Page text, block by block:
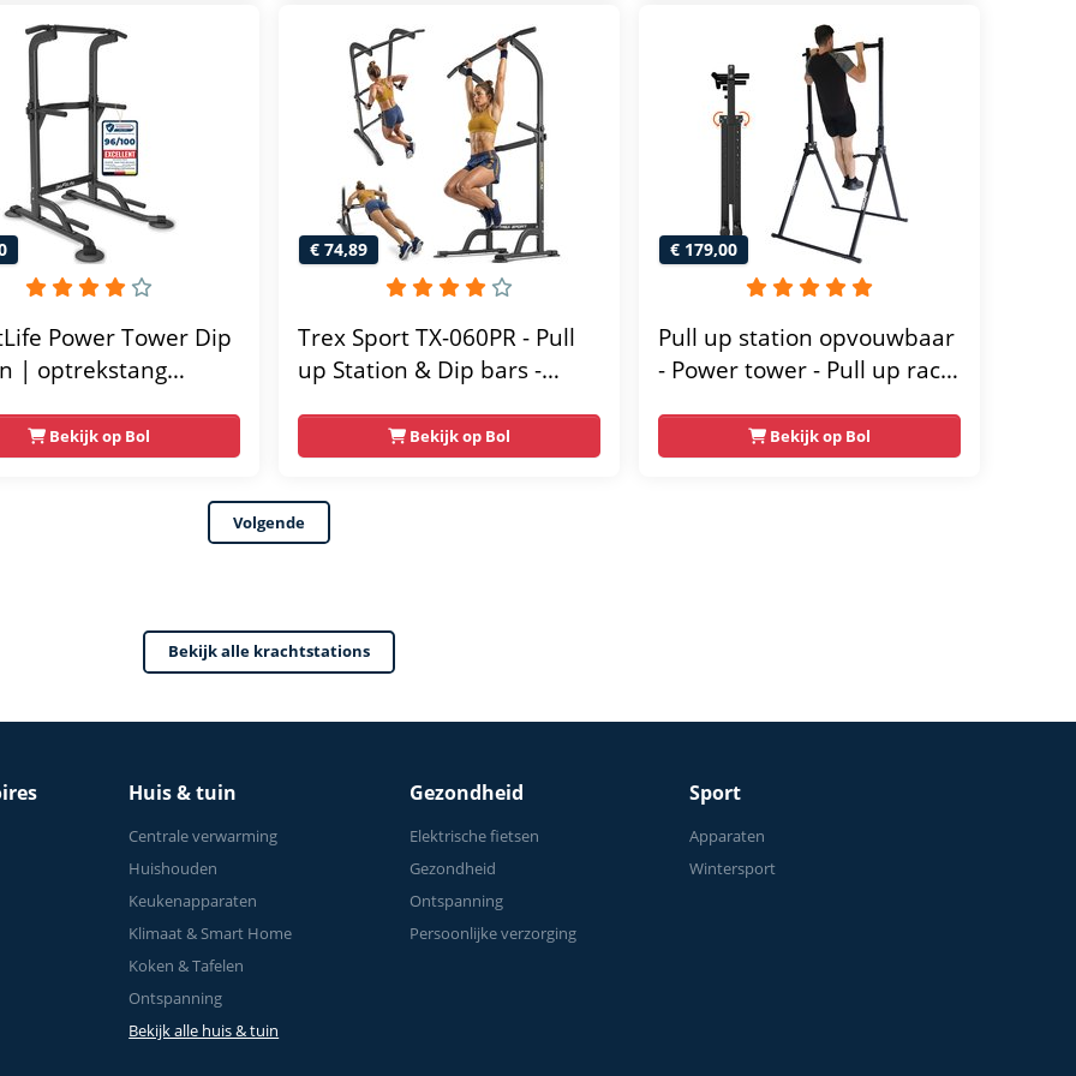
- Incl.
fitness app
Power Tower Dip
| optrekstang
| krachtstation
| fitnessstation
krachttraining voor
Bekijk op Bol
€ 74,89
Trex Sport TX-060PR - Pull
up Station & Dip bars -
Multifunctioneel - Power
Tower Fitness Station -
Home Gym - Thuis Sporten
Verstelbaar - Geschikt voor
Bekijk op Bol
€ 179,00
Pull up station opvouwbaar
- Power tower - Pull up rack
Bekijk op Bol
Volgende
Bekijk alle krachtstations
Huis & tuin
Centrale verwarming
Huishouden
Keukenapparaten
Klimaat & Smart Home
Koken & Tafelen
Ontspanning
Bekijk alle huis & tuin
Gezondheid
Elektrische fietsen
Gezondheid
Ontspanning
Persoonlijke verzorging
Sport
Apparaten
Wintersport